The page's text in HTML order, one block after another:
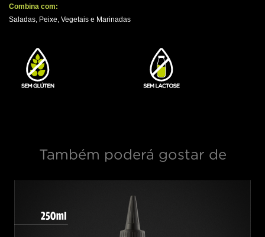
Combina com:
Saladas, Peixe, Vegetais e Marinadas
Também poderá gostar de